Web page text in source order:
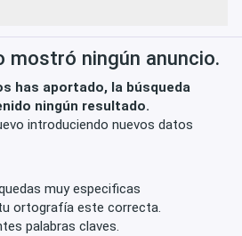
mostró ningún anuncio.
has aportado, la búsqueda
ningún resultado.
introduciendo nuevos datos
muy especificas
ortografía este correcta.
palabras claves.